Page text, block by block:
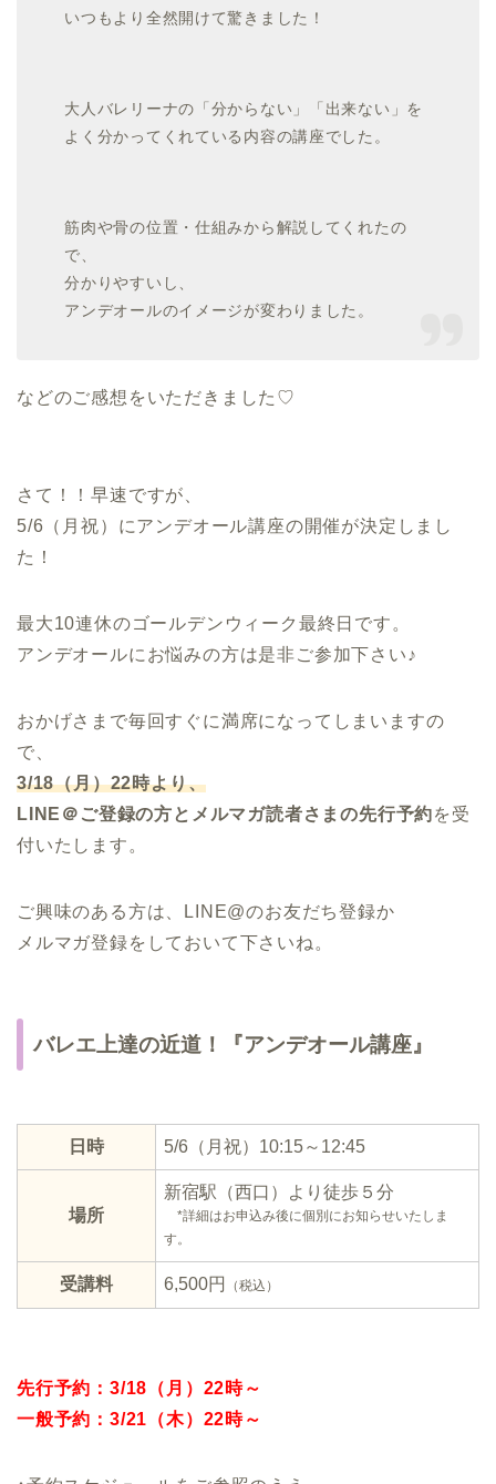
いつもより全然開けて驚きました！
大人バレリーナの「分からない」「出来ない」を
よく分かってくれている内容の講座でした。
筋肉や骨の位置・仕組みから解説してくれたの
で、
分かりやすいし、
アンデオールのイメージが変わりました。
などのご感想をいただきました♡
さて！！早速ですが、
5/6（月祝）にアンデオール講座の開催が決定しまし
た！
最大10連休のゴールデンウィーク最終日です。
アンデオールにお悩みの方は是非ご参加下さい♪
おかげさまで毎回すぐに満席になってしまいますの
で、
3/18（月）22時より、
LINE＠ご登録の方とメルマガ読者さまの先行予約を受
付いたします。
ご興味のある方は、LINE@のお友だち登録か
メルマガ登録をしておいて下さいね。
バレエ上達の近道！『アンデオール講座』
日時 5/6（月祝）10:15～12:45
場所
新宿駅（西口）より徒歩５分
*詳細はお申込み後に個別にお知らせいたしま
す。
受講料 6,500円 （税込）
先行予約：3/18（月）22時～
一般予約：3/21（木）22時～